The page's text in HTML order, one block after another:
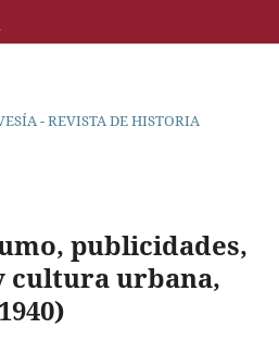
- REVISTA DE HISTORIA
publicidades,
cultura urbana,